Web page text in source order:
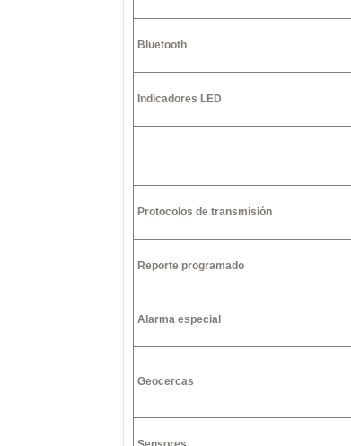
Bluetooth
Indicadores LED
Protocolos de transmisión
Reporte programado
Alarma especial
Geocercas